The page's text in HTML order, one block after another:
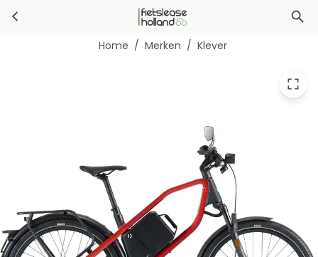
Ga naar hoofdinhoud
Klever X Speed
Home / Merken / Klever